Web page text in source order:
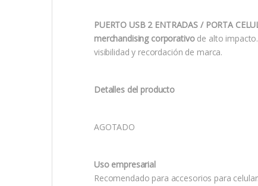
PUERTO USB 2 ENTRADAS / PORTA
merchandising corporativode alto
visibilidad y recordación de marca.
Detalles del producto
AGOTADO
Uso empresarial
Recomendado para accesorios para